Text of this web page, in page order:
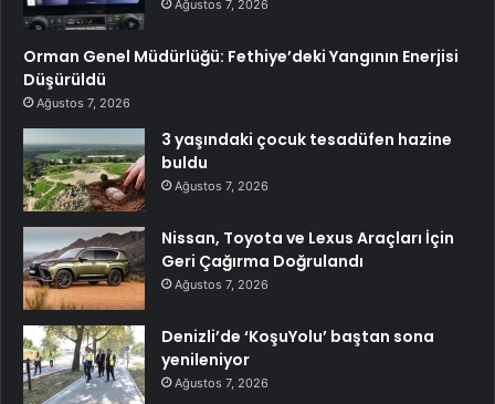
Ağustos 7, 2026
Orman Genel Müdürlüğü: Fethiye’deki Yangının Enerjisi
Düşürüldü
Ağustos 7, 2026
3 yaşındaki çocuk tesadüfen hazine
buldu
Ağustos 7, 2026
Nissan, Toyota ve Lexus Araçları İçin
Geri Çağırma Doğrulandı
Ağustos 7, 2026
Denizli’de ‘KoşuYolu’ baştan sona
yenileniyor
Ağustos 7, 2026